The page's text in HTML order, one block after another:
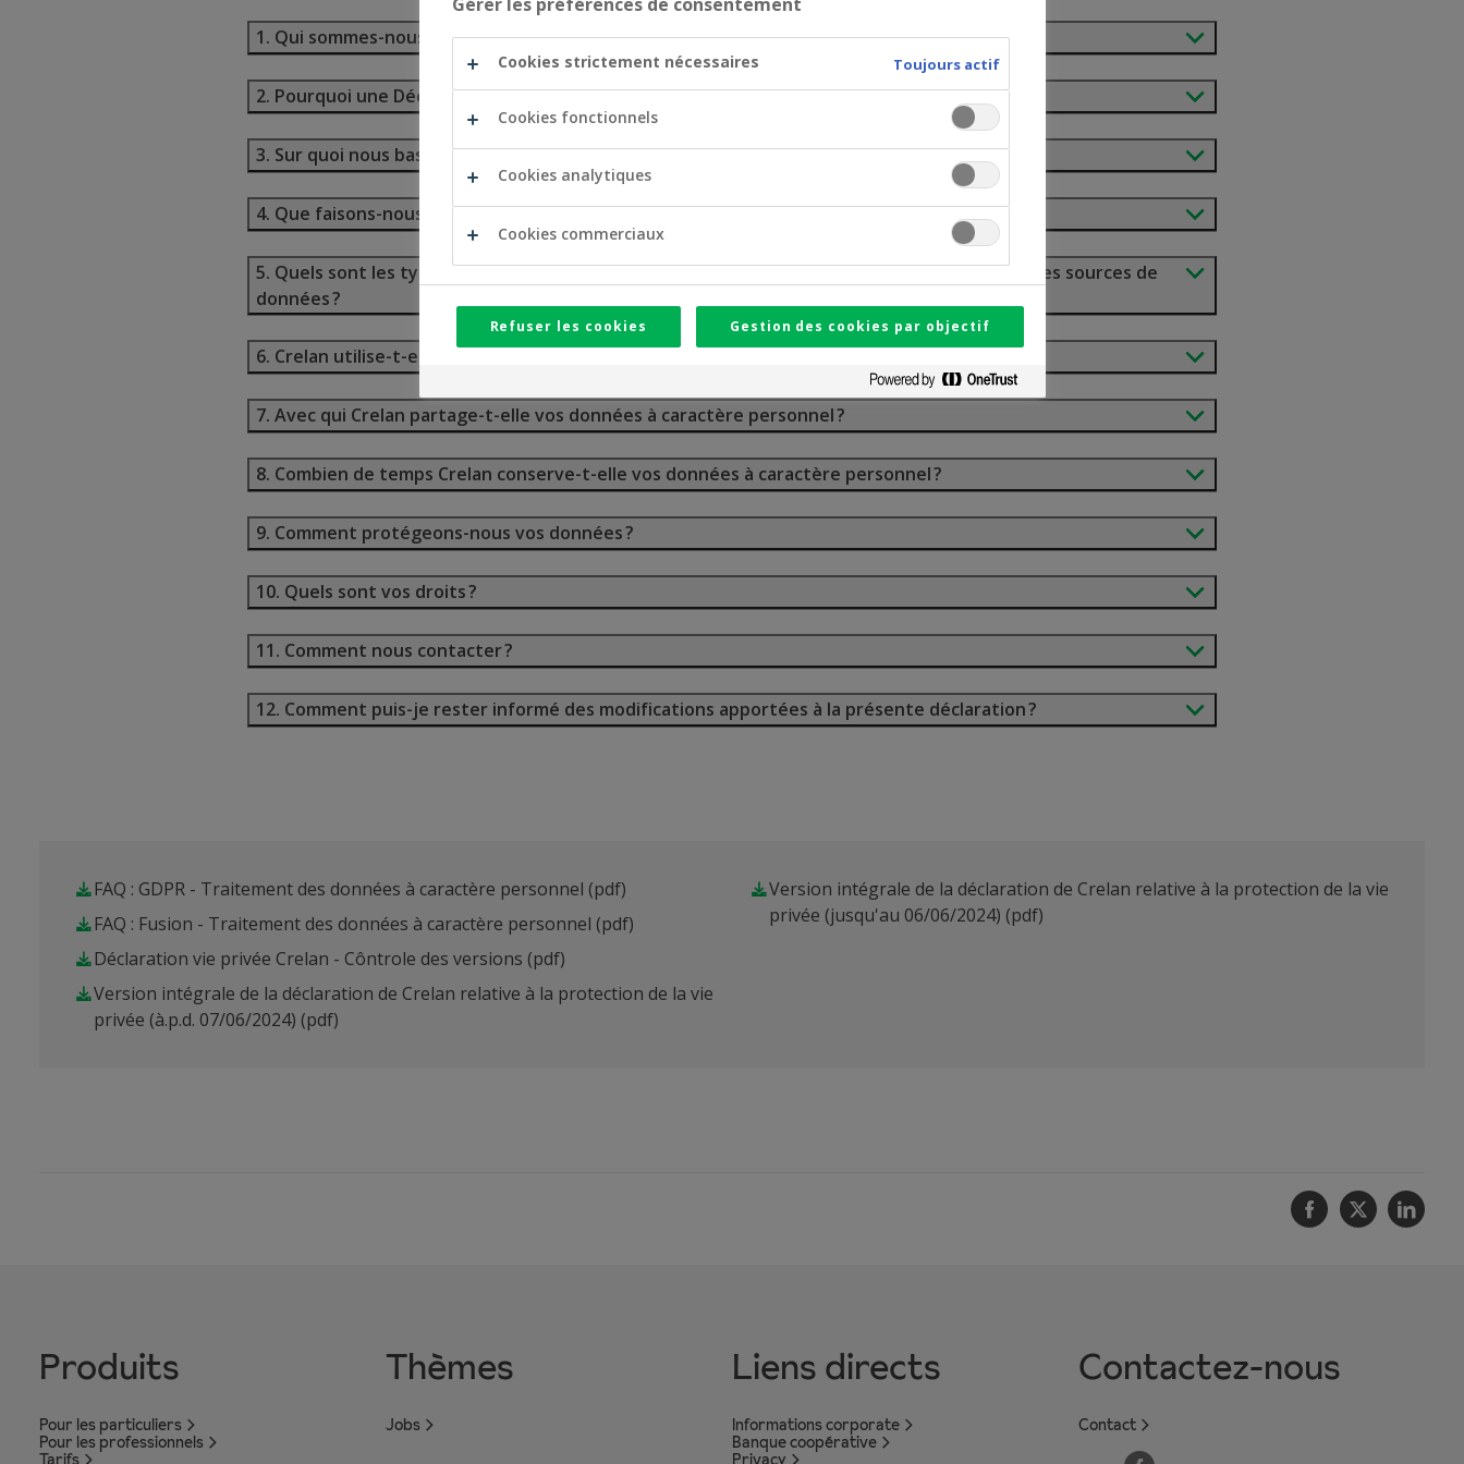
1. Qui sommes-nous ?
2. Pourquoi une Déclaration en matière de protection de la vie privée ?
3. Sur quoi nous basons-nous pour traiter vos données à caractère personnel ?
4. Que faisons-nous de vos données à caractère personnel ?
5. Quels sont les types de données à caractère personnel traités par Crelan et quelles sont les sources de
données ?
6. Crelan utilise-t-elle la prise de décision automatisée ?
7. Avec qui Crelan partage-t-elle vos données à caractère personnel ?
8. Combien de temps Crelan conserve-t-elle vos données à caractère personnel ?
9. Comment protégeons-nous vos données ?
10. Quels sont vos droits ?
11. Comment nous contacter ?
12. Comment puis-je rester informé des modifications apportées à la présente déclaration ?
FAQ : GDPR - Traitement des données à caractère personnel (pdf)
FAQ : Fusion - Traitement des données à caractère personnel (pdf)
Déclaration vie privée Crelan - Côntrole des versions (pdf)
Version intégrale de la déclaration de Crelan relative à la protection de la vie
privée (à.p.d. 07/06/2024) (pdf)
Version intégrale de la déclaration de Crelan relative à la protection de la vie
privée (jusqu'au 06/06/2024) (pdf)
Facebook
Twitter
Produits
Pour les particuliers
Pour les professionnels
Tarifs
Thèmes
Jobs
Liens directs
Informations corporate
Banque coopérative
Privacy
Contactez-nous
Contact
Cookies strictement nécessaires Toujours actif
Cookies fonctionnels
Cookies analytiques
Cookies commerciaux
Refuser les cookies Gestion des cookies par objectif